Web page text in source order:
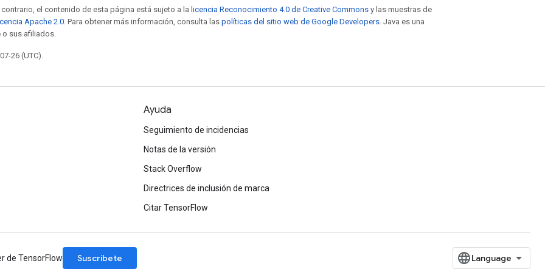
el contenido de esta página está sujeto a la licencia Reconocimiento 4.0 de Creative Commons y las muestras de
Apache 2.0 . Para obtener más información, consulta las políticas del sitio web de Google Developers . Java es una
sus afiliados.
26 (UTC).
Ayuda
Seguimiento de incidencias
Notas de la versión
Stack Overflow
Directrices de inclusión de marca
Citar TensorFlow
de TensorFlow Suscríbete